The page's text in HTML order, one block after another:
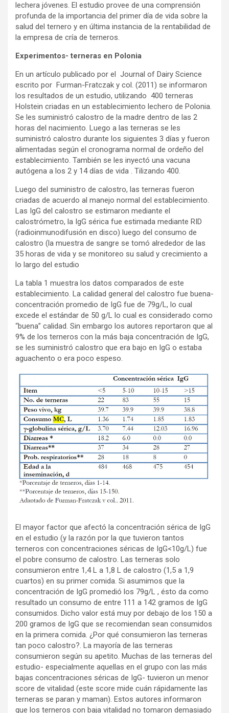
lechera jóvenes. El estudio provee de una comprensión
profunda de la importancia del primer día de vida sobre la
salud del ternero y en última instancia de la rentabilidad de
la empresa de cría de terneros.
Experimentos- terneras en Polonia
En un artículo publicado por el Journal of Dairy Science
escrito por Furman-Fratczak y col. (2011) se informaron
los resultados de un estudio, utilizando 400 terneras
Holstein criadas en un establecimiento lechero de Polonia.
Se les suministró calostro de la madre dentro de las 2
horas del nacimiento. Luego a las terneras se les
suministró calostro durante los siguientes 3 días y fueron
alimentadas según el cronograma normal de ordeño del
establecimiento. También se les inyectó una vacuna
autógena a los 2 y 14 días de vida . Tilizando 400.
Luego del suministro de calostro, las terneras fueron
criadas de acuerdo al manejo normal del establecimiento.
Las IgG del calostro se estimaron mediante el
calostrómetro, la IgG sérica fue estimada mediante RID
(radioinmunodifusión en disco) luego del consumo de
calostro (la muestra de sangre se tomó alrededor de las
35 horas de vida y se monitoreo su salud y crecimiento a
lo largo del estudio
La tabla 1 muestra los datos comparados de este
establecimiento. La calidad general del calostro fue buena-
concentración promedio de IgG fue de 79g/L, lo cual
excede el estándar de 50 g/L lo cual es considerado como
“buena” calidad. Sin embargo los autores reportaron que al
9% de los terneros con la más baja concentración de IgG,
se les suministró calostro que era bajo en IgG o estaba
aguachento o era poco espeso.
El mayor factor que afectó la concentración sérica de IgG
en el estudio (y la razón por la que tuvieron tantos
terneros con concentraciones séricas de IgG<10g/L) fue
el pobre consumo de calostro. Las terneras solo
consumieron entre 1,4 L a 1,8 L de calostro (1,5 a 1,9
cuartos) en su primer comida. Si asumimos que la
concentración de IgG promedió los 79g/L , ésto da como
resultado un consumo de entre 111 a 142 gramos de IgG
consumidos. Dicho valor está muy por debajo de los 150 a
200 gramos de IgG que se recomiendan sean consumidos
en la primera comida. ¿Por qué consumieron las terneras
tan poco calostro?. La mayoría de las terneras
consumieron según su apetito. Muchas de las terneras del
estudio- especialmente aquellas en el grupo con las más
bajas concentraciones séricas de IgG- tuvieron un menor
score de vitalidad (este score mide cuán rápidamente las
terneras se paran y maman). Estos autores informaron
que los terneros con baja vitalidad no tomaron demasiado